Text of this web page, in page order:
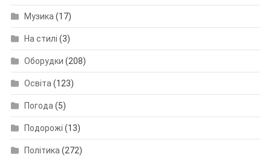
Музика(17)
На стилі (3)
Оборудки (208)
Освіта(123)
Погода(5)
Подорожі (13)
Політика(272)